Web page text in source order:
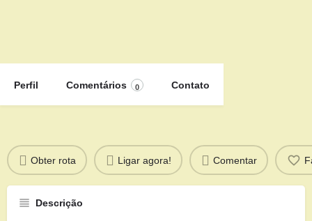
Perfil Comentários 0 Contato
Obter rota Ligar agora! Comentar
Descrição